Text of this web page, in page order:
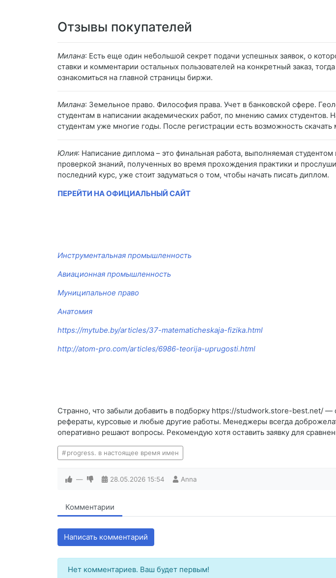
Отзывы покупателей
Милана: Есть еще один небольшой секрет подачи успешных заявок, о
ставки и комментарии остальных пользователей на конкретный заказ,
ознакомиться на главной страницы биржи.
Милана: Земельное право. Философия права. Учет в банковской сфере.
студентам в написании академических работ, по мнению самих
студентам уже многие годы. После регистрации есть возможность
Юлия: Написание диплома – это финальная работа, выполняемая
проверкой знаний, полученных во время прохождения практики и
последний курс, уже стоит задуматься о том, чтобы начать писать диплом.
ПЕРЕЙТИ НА ОФИЦИАЛЬНЫЙ САЙТ
Инструментальная промышленность
Авиационная промышленность
Муниципальное право
Анатомия
https://mytube.by/articles/37-matematicheskaja-fizika.html
http://atom-pro.com/articles/6986-teorija-uprugosti.html
Странно, что забыли добавить в подборку https://studwork.store-best.net/
рефераты, курсовые и любые другие работы. Менеджеры всегда
оперативно решают вопросы. Рекомендую хотя оставить заявку для
progress. в настоящее время имен
— 28.05.2026 15:54 Anna
Комментарии
Написать комментарий
Нет комментариев. Ваш будет первым!